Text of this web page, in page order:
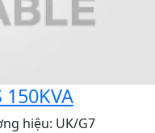
150KVA
hiệu: UK/G7